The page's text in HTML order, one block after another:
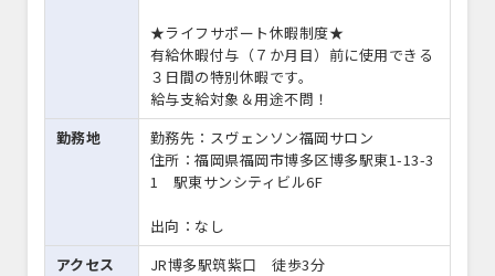
★ライフサポート休暇制度★
有給休暇付与（７か月目）前に使用できる
３日間の特別休暇です。
給与支給対象＆用途不問！
勤務地
勤務先：スヴェンソン福岡サロン
住所：福岡県福岡市博多区博多駅東1-13-3
1 駅東サンシティビル6F
出向：なし
アクセス
JR博多駅筑紫口 徒歩3分